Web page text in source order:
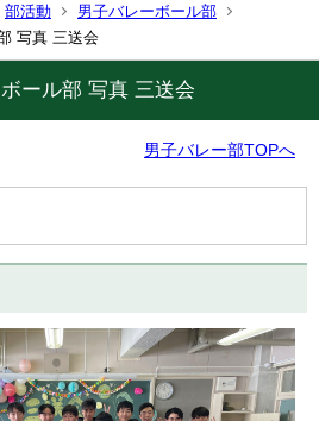
部活動
男子バレーボール部
写真 三送会
ール部 写真 三送会
男子バレー部TOPへ